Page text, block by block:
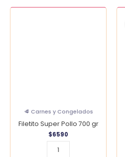
🥩 Carnes y Congelados
Filetito Super Pollo 700 gr
$6590